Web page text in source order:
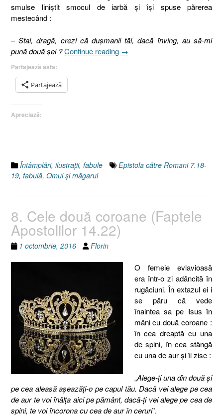
smulse liniştit smocul de iarbă şi îşi spuse părerea
mestecând :
–Stai, dragă, crezi că duşmanii tăi, dacă înving, au să-mi
pună două şei ?Continue reading „9.
→
Partajează asta:
Partajează
Apreciază:
Întâmplări, ilustraţii, fabule
Epistola către Romani 7.18-
19, fabulă, Omul şi măgarul
8. Cele două coroane (Faptele
Apostolilor 14.22)
1 octombrie, 2016 Florin
O femeie evlavioasă
era într-o zi adâncită în
rugăciuni. În extazul ei i
se păru că vede
înaintea sa pe Isus în
mâni cu două coroane :
în cea dreaptă cu una
de spini, în cea stângă
cu una de aur și îi zise :
„Alege-ţi una din două și
pe cea aleasă așeazăţi-o pe capul tău. Dacă vei alege pe cea
de aur te voi înălța aici pe pământ, dacă-ți vei alege pe cea de
spini, te voi încorona cu cea de aur în ceruri”.